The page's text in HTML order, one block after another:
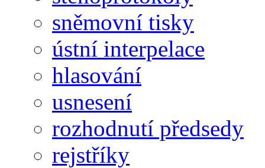
sněmovní tisky
ústní interpelace
hlasování
usnesení
rozhodnutí předsedy
rejstříky